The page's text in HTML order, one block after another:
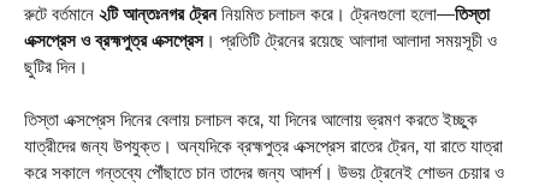
রুটে বর্তমানে ২টি আন্তঃনগর ট্রেননিয়মিত চলাচল করে। ট্রেনগুলো হলো—তিস্তা
এক্সপ্রেস ও ব্রহ্মপুত্র এক্সপ্রেস। প্রতিটি ট্রেনের রয়েছে আলাদা আলাদা সময়সূচী ও
ছুটির দিন।
তিস্তা এক্সপ্রেস দিনের বেলায় চলাচল করে, যা দিনের আলোয় ভ্রমণ করতে ইচ্ছুক
যাত্রীদের জন্য উপযুক্ত। অন্যদিকে ব্রহ্মপুত্র এক্সপ্রেস রাতের ট্রেন, যা রাতে যাত্রা
করে সকালে গন্তব্যে পৌঁছাতে চান তাদের জন্য আদর্শ। উভয় ট্রেনেই শোভন চেয়ার ও